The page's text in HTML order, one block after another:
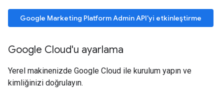
Google Marketing Platform Admin API'yi etkinleştirme
Google Cloud'u ayarlama
Yerel makinenizde Google Cloud ile kurulum yapın ve
kimliğinizi doğrulayın.